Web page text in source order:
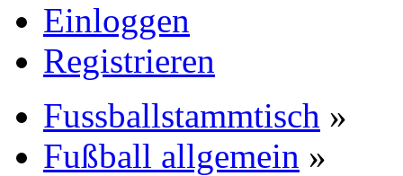
Einloggen
Registrieren
Fussballstammtisch »
Fußball allgemein »